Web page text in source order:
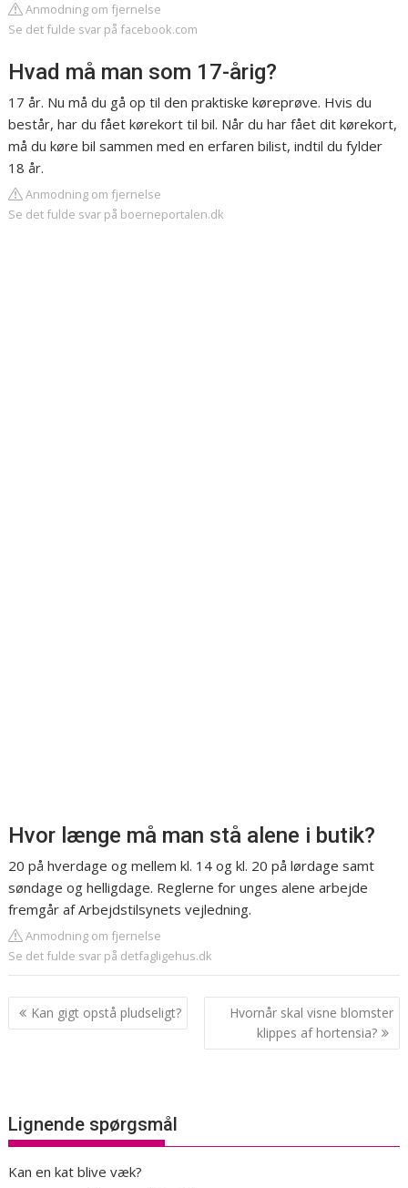
Anmodning om fjernelse
Se det fulde svar på facebook.com
Hvad må man som 17-årig?
17 år. Nu må du gå op til den praktiske køreprøve. Hvis du
består, har du fået kørekort til bil. Når du har fået dit kørekort,
må du køre bil sammen med en erfaren bilist, indtil du fylder
18 år.
Anmodning om fjernelse
Se det fulde svar på boerneportalen.dk
Hvor længe må man stå alene i butik?
20 på hverdage og mellem kl. 14 og kl. 20 på lørdage samt
søndage og helligdage. Reglerne for unges alene arbejde
fremgår af Arbejdstilsynets vejledning.
Anmodning om fjernelse
Se det fulde svar på detfagligehus.dk
Indlægsnavigation
Kan gigt opstå pludseligt?
Hvornår skal visne blomster
klippes af hortensia?
Lignende spørgsmål
Kan en kat blive væk?